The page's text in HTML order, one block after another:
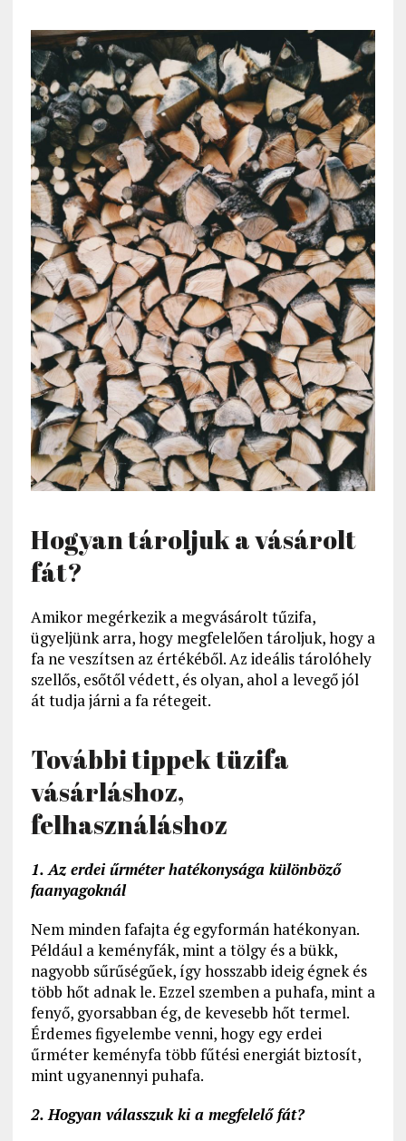
Hogyan tároljuk a vásárolt
fát?
Amikor megérkezik a megvásárolt tűzifa,
ügyeljünk arra, hogy megfelelően tároljuk, hogy a
fa ne veszítsen az értékéből. Az ideális tárolóhely
szellős, esőtől védett, és olyan, ahol a levegő jól
át tudja járni a fa rétegeit.
További tippek tüzifa
vásárláshoz,
felhasználáshoz
1. Az erdei űrméter hatékonysága különböző
faanyagoknál
Nem minden fafajta ég egyformán hatékonyan.
Például a keményfák, mint a tölgy és a bükk,
nagyobb sűrűségűek, így hosszabb ideig égnek és
több hőt adnak le. Ezzel szemben a puhafa, mint a
fenyő, gyorsabban ég, de kevesebb hőt termel.
Érdemes figyelembe venni, hogy egy erdei
űrméter keményfa több fűtési energiát biztosít,
mint ugyanennyi puhafa.
2. Hogyan válasszuk ki a megfelelő fát?